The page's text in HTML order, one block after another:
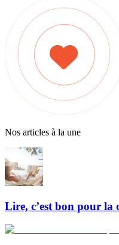
Nos articles à la une
Lire, c’est bon pour